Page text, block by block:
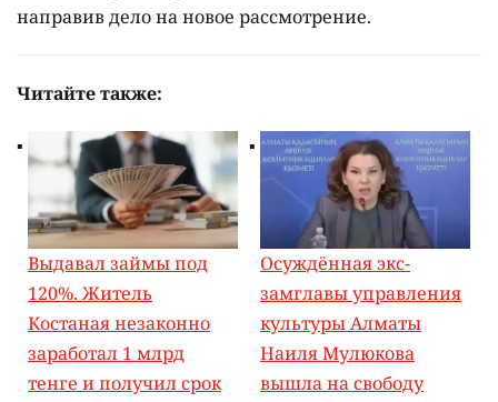
направив дело на новое рассмотрение.
Читайте также:
Выдавал займы под
120%. Житель
Костаная незаконно
заработал 1 млрд
тенге и получил срок
Осуждённая экс-
замглавы управления
культуры Алматы
Наиля Мулюкова
вышла на свободу